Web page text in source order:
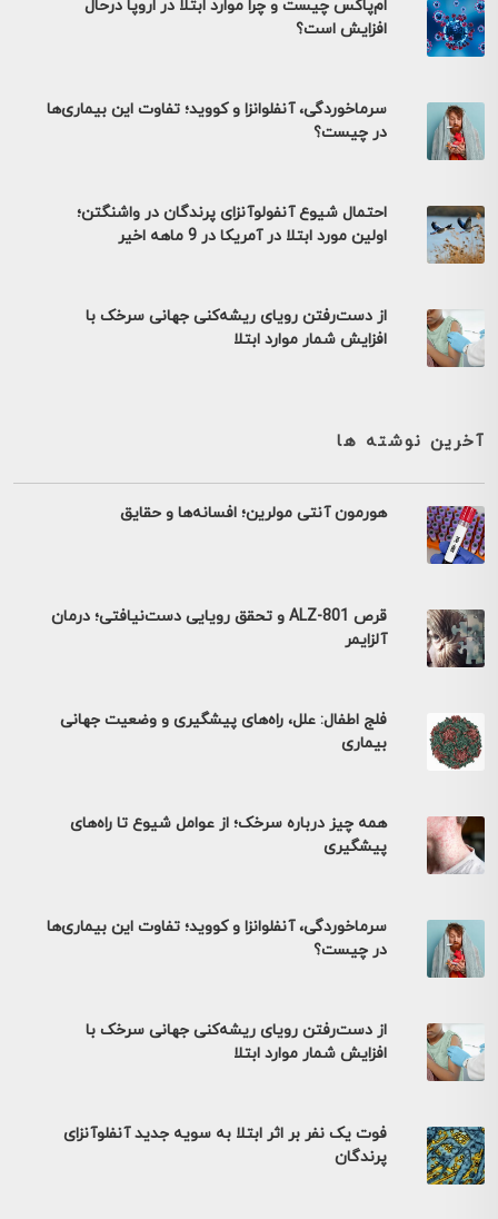
ام‌پاکس چیست و چرا موارد ابتلا در اروپا درحال
افزایش است؟
سرماخوردگی، آنفلوانزا و کووید؛ تفاوت این بیماری‌ها
در چیست؟
احتمال شیوع آنفولوآنزای پرندگان در واشنگتن؛
اولین مورد ابتلا در آمریکا در 9 ماهه اخیر
از دست‌رفتن رویای ریشه‌کنی جهانی سرخک با
افزایش شمار موارد ابتلا
آخرین نوشته ها
هورمون آنتی مولرین؛ افسانه‌ها و حقایق
قرص ALZ-801 و تحقق رویایی دست‌نیافتی؛ درمان
آلزایمر
فلج اطفال: علل، راه‌های پیشگیری و وضعیت جهانی
بیماری
همه چیز درباره سرخک؛ از عوامل شیوع تا راه‌های
پیشگیری
سرماخوردگی، آنفلوانزا و کووید؛ تفاوت این بیماری‌ها
در چیست؟
از دست‌رفتن رویای ریشه‌کنی جهانی سرخک با
افزایش شمار موارد ابتلا
فوت یک نفر بر اثر ابتلا به سویه جدید آنفلوآنزای
پرندگان